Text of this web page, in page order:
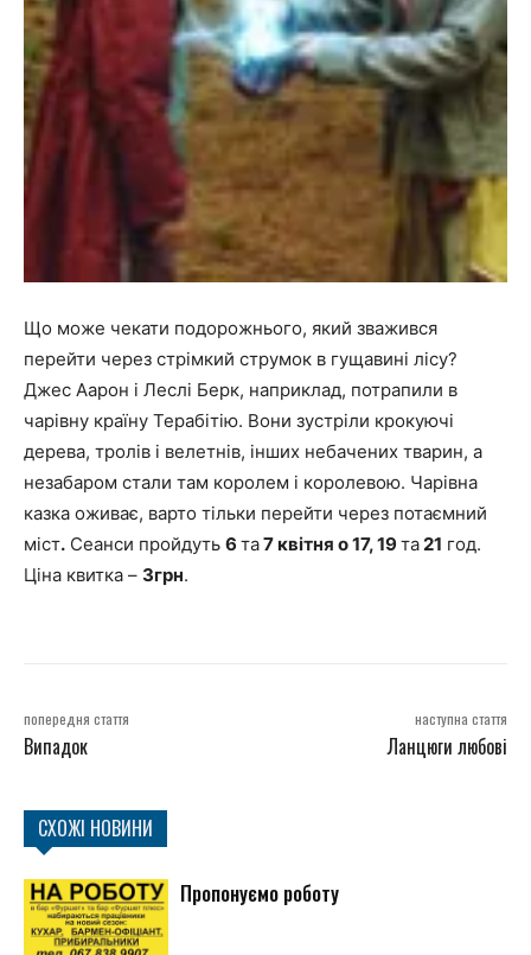
Що може чекати подорожнього, який зважився
перейти через стрімкий струмок в гущавині лісу?
Джес Аарон і Леслі Берк, наприклад, потрапили в
чарівну країну Терабітію. Вони зустріли крокуючі
дерева, тролів і велетнів, інших небачених тварин, а
незабаром стали там королем і королевою. Чарівна
казка оживає, варто тільки перейти через потаємний
міст. Сеанси пройдуть 6 та7 квітня о 17, 19та 21 год.
Ціна квитка – 3грн.
попередня стаття
Випадок
наступна стаття
Ланцюги любові
СХОЖІ НОВИНИ
Пропонуємо роботу